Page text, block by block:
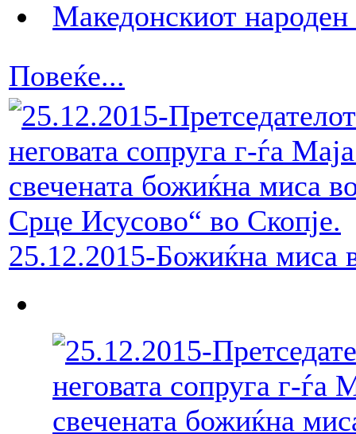
Повеќе...
25.12.2015-Божиќна миса